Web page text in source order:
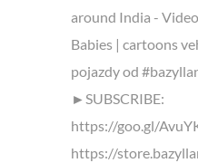
around India -
Babies | cartoons
pojazdy od
►SUBSCRIBE:
https://goo.gl/
https://